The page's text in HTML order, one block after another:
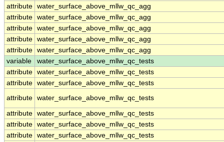
attribute water_surface_above_mllw_qc_agg
attribute water_surface_above_mllw_qc_agg
attribute water_surface_above_mllw_qc_agg
attribute water_surface_above_mllw_qc_agg
attribute water_surface_above_mllw_qc_agg
variable
water_surface_above_mllw_qc_tests
attribute water_surface_above_mllw_qc_tests
attribute water_surface_above_mllw_qc_tests
attribute water_surface_above_mllw_qc_tests
attribute water_surface_above_mllw_qc_tests
attribute water_surface_above_mllw_qc_tests
attribute water_surface_above_mllw_qc_tests